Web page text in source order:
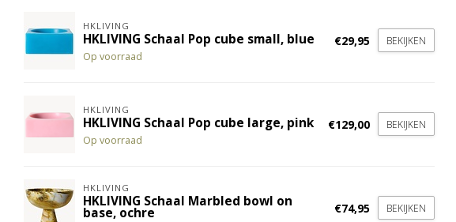
HKLIVING
HKLIVING Schaal Pop cube small, blue
Op voorraad
€29,95 BEKIJKEN
HKLIVING
HKLIVING Schaal Pop cube large, pink
Op voorraad
€129,00 BEKIJKEN
HKLIVING
HKLIVING Schaal Marbled bowl on
base, ochre €74,95 BEKIJKEN